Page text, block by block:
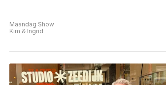
Maandag Show
Kim & Ingrid